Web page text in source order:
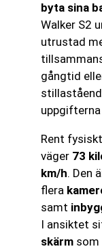
byta sina
Walker S2
utrustad
gångtid
Rent
väger 73
km/h. Den
flera
samt
I ansiktet
skärm som